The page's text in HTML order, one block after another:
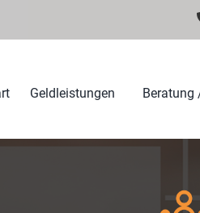
Geldleistungen Beratung